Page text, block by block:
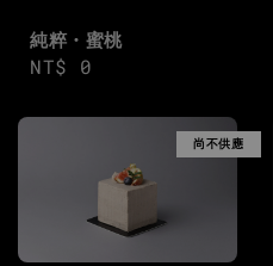
純粹・蜜桃
Regular
NT$ 0
尚不供應